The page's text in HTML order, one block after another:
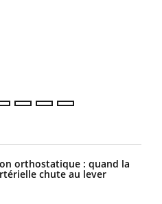
orthostatique : quand la
chute au lever